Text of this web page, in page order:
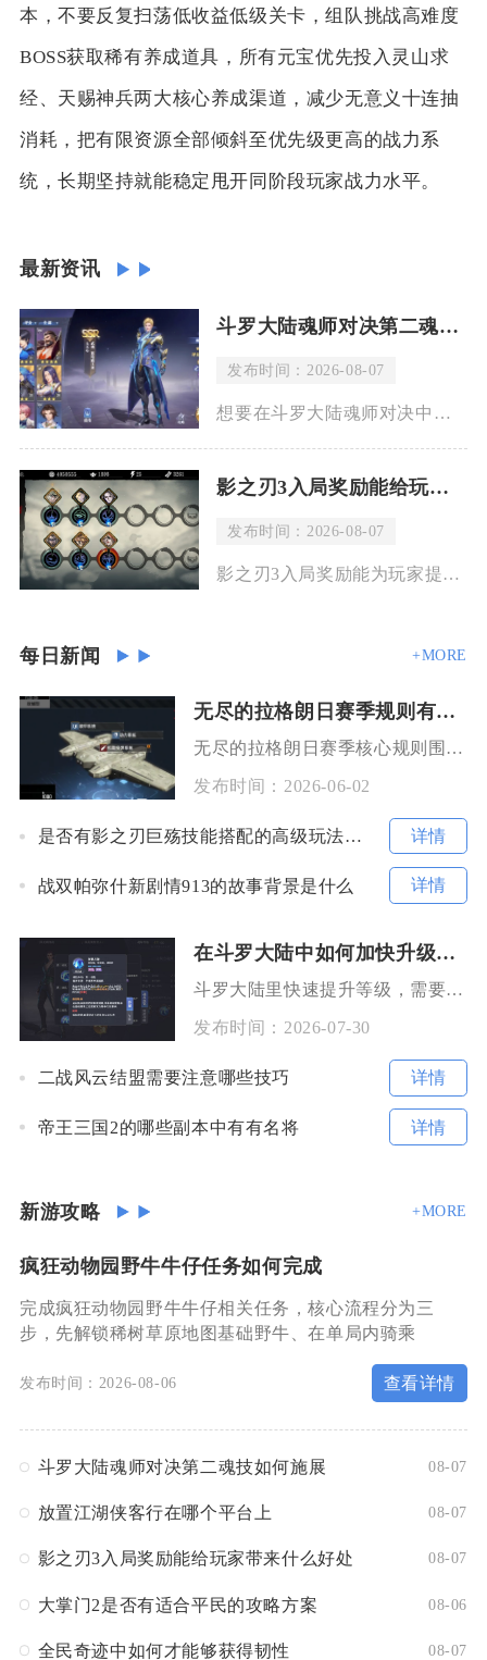
本，不要反复扫荡低收益低级关卡，组队挑战高难度
BOSS获取稀有养成道具，所有元宝优先投入灵山求
经、天赐神兵两大核心养成渠道，减少无意义十连抽
消耗，把有限资源全部倾斜至优先级更高的战力系
统，长期坚持就能稳定甩开同阶段玩家战力水平。
最新资讯
斗罗大陆魂师对决第二魂技如何施展
发布时间：2026-08-07
想要在斗罗大陆魂师对决中施展第二魂技，先要完成魂师进阶、装备对应第二魂环，战斗回
影之刃3入局奖励能给玩家带来什么好处
发布时间：2026-08-07
影之刃3入局奖励能为玩家提供海量养成资源、强力初始装备、稀有心法与外观道具，还能
每日新闻 +MORE
无尽的拉格朗日赛季规则有哪些
无尽的拉格朗日赛季核心规则围绕周期设定、协议选择、评定结算、资源重置及星系玩法展开，赛季以
发布时间： 2026-06-02
是否有影之刃巨殇技能搭配的高级玩法教程 详情
战双帕弥什新剧情913的故事背景是什么 详情
在斗罗大陆中如何加快升级玩家经验
斗罗大陆里快速提升等级，需要按经验收益高低排序完成各类副本、任务，搭配经验加成道具与挂机修
发布时间： 2026-07-30
二战风云结盟需要注意哪些技巧 详情
帝王三国2的哪些副本中有有名将 详情
新游攻略 +MORE
疯狂动物园野牛牛仔任务如何完成
完成疯狂动物园野牛牛仔相关任务，核心流程分为三
步，先解锁稀树草原地图基础野牛、在单局内骑乘
发布时间：2026-08-06 查看详情
斗罗大陆魂师对决第二魂技如何施展 08-07
放置江湖侠客行在哪个平台上 08-07
影之刃3入局奖励能给玩家带来什么好处 08-07
大掌门2是否有适合平民的攻略方案 08-06
全民奇迹中如何才能够获得韧性 08-07